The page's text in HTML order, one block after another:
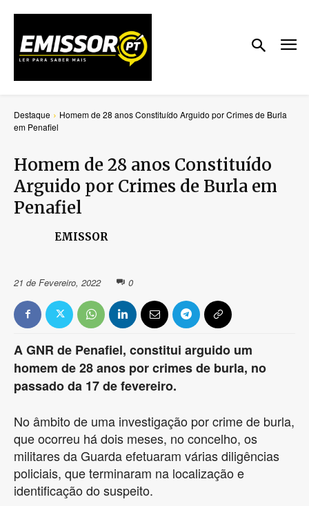
Destaque
Homem de 28 anos Constituído Arguido por Crimes de Burla
em Penafiel
Homem de 28 anos Constituído
Arguido por Crimes de Burla em
Penafiel
EMISSOR
21 de Fevereiro, 2022 0
A GNR de Penafiel, constitui arguido um
homem de 28 anos por crimes de burla, no
passado da 17 de fevereiro.
No âmbito de uma investigação por crime de burla,
que ocorreu há dois meses, no concelho, os
militares da Guarda efetuaram várias diligências
policiais, que terminaram na localização e
identificação do suspeito.